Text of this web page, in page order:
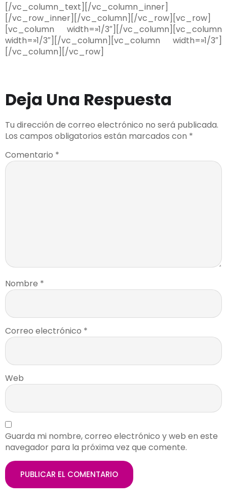
[/vc_column_text][/vc_column_inner]
[/vc_row_inner][/vc_column][/vc_row][vc_row]
[vc_column width=»1/3″][/vc_column][vc_column
width=»1/3″][/vc_column][vc_column width=»1/3″]
[/vc_column][/vc_row]
Deja Una Respuesta
Tu dirección de correo electrónico no será publicada.
Los campos obligatorios están marcados con *
Comentario *
Nombre *
Correo electrónico *
Web
Guarda mi nombre, correo electrónico y web en este
navegador para la próxima vez que comente.